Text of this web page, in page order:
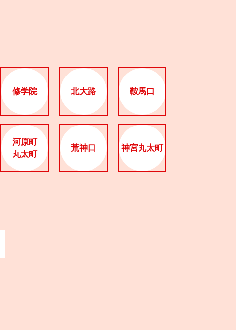
修学院 北大路 鞍馬口
河原町
丸太町
荒神口 神宮丸太町